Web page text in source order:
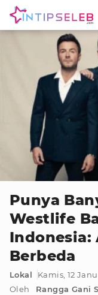
Punya
Westlife
Indonesia:
Berbeda
Lokal
Kamis, 12
Oleh
Rangga Gani